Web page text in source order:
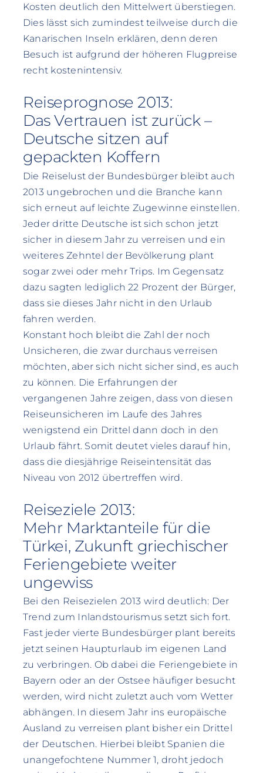
Kosten deutlich den Mittelwert überstiegen.
Dies lässt sich zumindest teilweise durch die
Kanarischen Inseln erklären, denn deren
Besuch ist aufgrund der höheren Flugpreise
recht kostenintensiv.
Reiseprognose 2013:
Das Vertrauen ist zurück –
Deutsche sitzen auf
gepackten Koffern
Die Reiselust der Bundesbürger bleibt auch
2013 ungebrochen und die Branche kann
sich erneut auf leichte Zugewinne einstellen.
Jeder dritte Deutsche ist sich schon jetzt
sicher in diesem Jahr zu verreisen und ein
weiteres Zehntel der Bevölkerung plant
sogar zwei oder mehr Trips. Im Gegensatz
dazu sagten lediglich 22 Prozent der Bürger,
dass sie dieses Jahr nicht in den Urlaub
fahren werden.
Konstant hoch bleibt die Zahl der noch
Unsicheren, die zwar durchaus verreisen
möchten, aber sich nicht sicher sind, es auch
zu können. Die Erfahrungen der
vergangenen Jahre zeigen, dass von diesen
Reiseunsicheren im Laufe des Jahres
wenigstend ein Drittel dann doch in den
Urlaub fährt. Somit deutet vieles darauf hin,
dass die diesjährige Reiseintensität das
Niveau von 2012 übertreffen wird.
Reiseziele 2013:
Mehr Marktanteile für die
Türkei, Zukunft griechischer
Feriengebiete weiter
ungewiss
Bei den Reisezielen 2013 wird deutlich: Der
Trend zum Inlandstourismus setzt sich fort.
Fast jeder vierte Bundesbürger plant bereits
jetzt seinen Haupturlaub im eigenen Land
zu verbringen. Ob dabei die Feriengebiete in
Bayern oder an der Ostsee häufiger besucht
werden, wird nicht zuletzt auch vom Wetter
abhängen. In diesem Jahr ins europäische
Ausland zu verreisen plant bisher ein Drittel
der Deutschen. Hierbei bleibt Spanien die
unangefochtene Nummer 1, droht jedoch